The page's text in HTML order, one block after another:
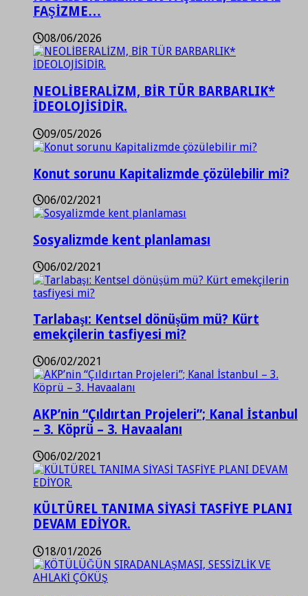
FAŞİZME…
08/06/2026
NEOLİBERALİZM, BİR TÜR BARBARLIK*
İDEOLOJİSİDİR.
09/05/2026
Konut sorunu Kapitalizmde çözülebilir mi?
06/02/2021
Sosyalizmde kent planlaması
06/02/2021
Tarlabaşı: Kentsel dönüşüm mü? Kürt
emekçilerin tasfiyesi mi?
06/02/2021
AKP’nin “Çıldırtan Projeleri”; Kanal İstanbul
– 3. Köprü – 3. Havaalanı
06/02/2021
KÜLTÜREL TANIMA SİYASİ TASFİYE PLANI
DEVAM EDİYOR.
18/01/2026